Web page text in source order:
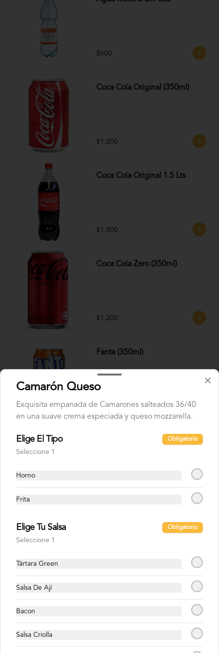
$600
Coca Cola Original (350ml)
$1.200
Coca Cola Original 1.5 Lts
$1.800
Coca Cola Zero (350ml)
$1.200
Fanta (350ml)
$1.200
Conócenos
Camarón Queso
Exquisita empanada de Camarones salteados 36/40
en una suave crema especiada y queso mozzarella.
Elige El Tipo Obligatorio
Seleccione 1
Horno
Frita
Elige Tu Salsa Obligatorio
Seleccione 1
Tártara Green
Salsa De Ají
Bacon
Salsa Criolla